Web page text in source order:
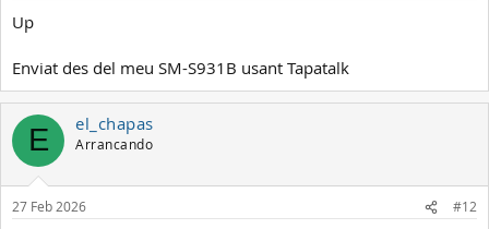
Up
Enviat des del meu SM-S931B usant Tapatalk
E el_chapas
Arrancando
27 Feb 2026 #12